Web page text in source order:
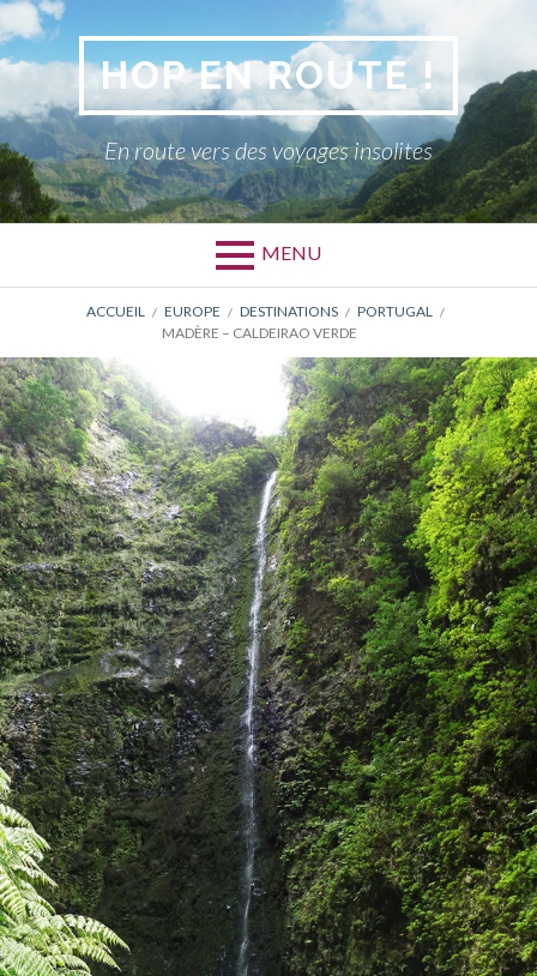
Aller
au
contenu
HOP EN ROUTE !
En route vers des voyages insolites
MENU
D'ARIANE
ACCUEIL EUROPE DESTINATIONS
PORTUGAL
MADÈRE – CALDEIRAO VERDE